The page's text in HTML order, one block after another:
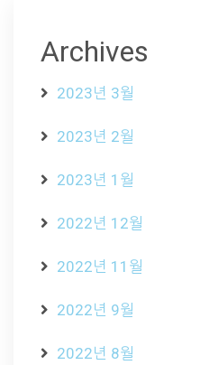
Archives
2023년 3월
2023년 2월
2023년 1월
2022년 12월
2022년 11월
2022년 9월
2022년 8월